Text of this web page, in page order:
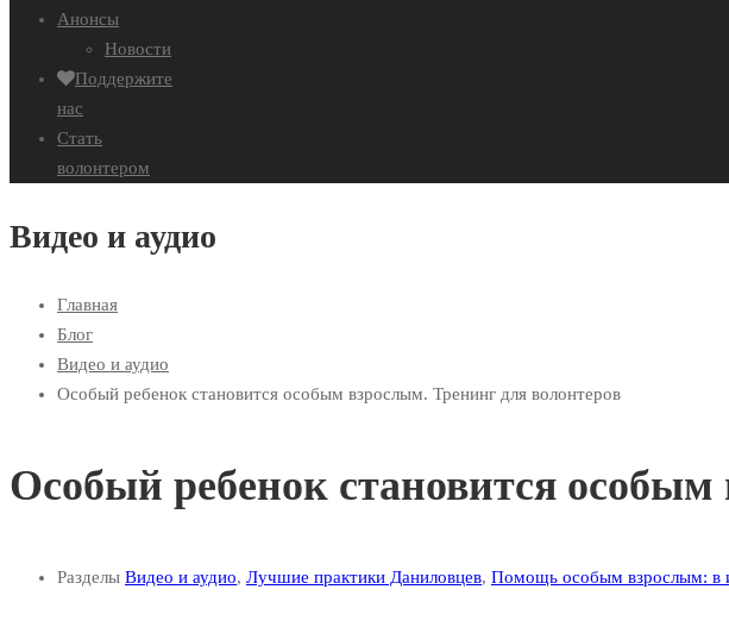
Анонсы
Новости
Поддержите
нас
Стать
волонтером
Видео и аудио
Главная
Блог
Видео и аудио
Особый ребенок становится особым взрослым. Тренинг для волонтеров
Особый ребенок становится
Разделы Видео и аудио, Лучшие практики Даниловцев, Помощь особым взрослым: в